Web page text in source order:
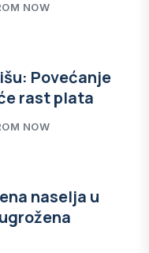
NOW
Povećanje
rast plata
NOW
naselja u